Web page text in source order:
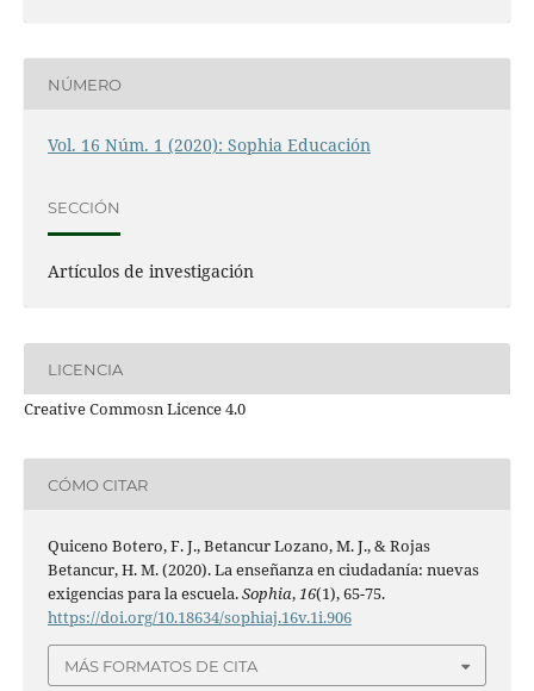
NÚMERO
Vol. 16 Núm. 1 (2020): Sophia Educación
SECCIÓN
Artículos de investigación
LICENCIA
Creative Commosn Licence 4.0
CÓMO CITAR
Quiceno Botero, F. J., Betancur Lozano, M. J., & Rojas
Betancur, H. M. (2020). La enseñanza en ciudadanía: nuevas
exigencias para la escuela.Sophia,16(1), 65-75.
https://doi.org/10.18634/sophiaj.16v.1i.906
MÁS FORMATOS DE CITA